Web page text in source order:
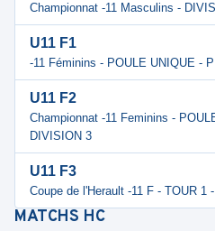
Championnat -11 Masculins -
U11 F1
-11 Féminins - POULE UNIQUE -
U11 F2
Championnat -11 Feminins -
DIVISION 3
U11 F3
Coupe de l'Herault -11 F - TOUR 1
MATCHS HC